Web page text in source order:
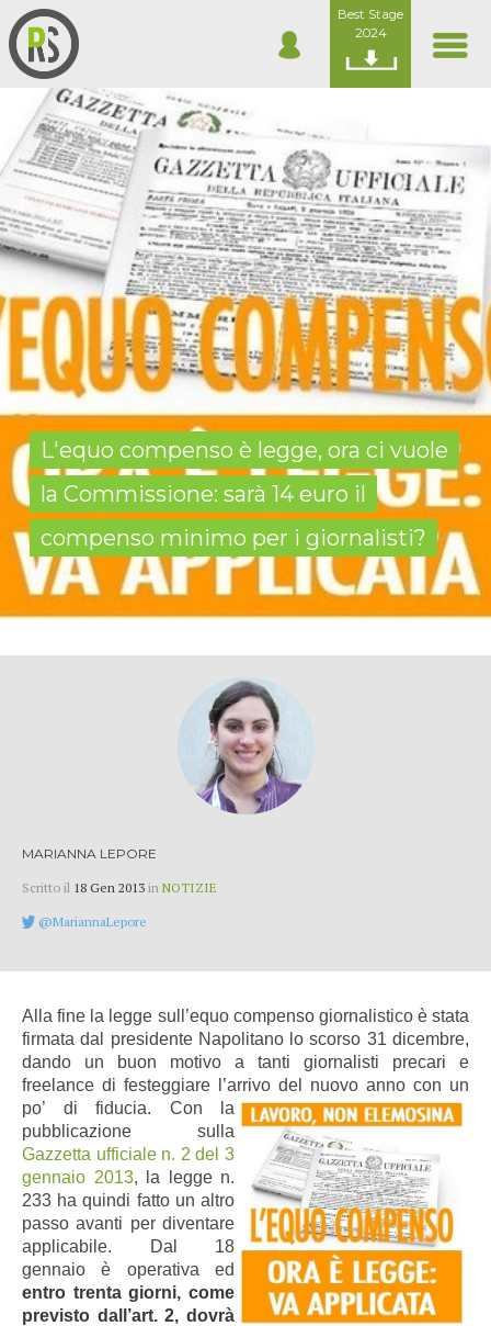
Best Stage
2024
L'equo compenso è legge, ora ci vuole
la Commissione: sarà 14 euro il
compenso minimo per i giornalisti?
MARIANNA LEPORE
Scritto il 18 Gen 2013 in NOTIZIE
@MariannaLepore
Alla fine la legge sull’equo compenso giornalistico è stata
firmata dal presidente Napolitano lo scorso 31 dicembre,
dando un buon motivo a tanti giornalisti precari e
freelance di festeggiare l’arrivo del nuovo anno con un
po’ di fiducia. Con la
pubblicazione sulla
Gazzetta ufficiale n. 2 del 3
gennaio 2013, la legge n.
233 ha quindi fatto un altro
passo avanti per diventare
applicabile. Dal 18
gennaio è operativa ed
entro trenta giorni, come
previsto dall’art. 2, dovrà